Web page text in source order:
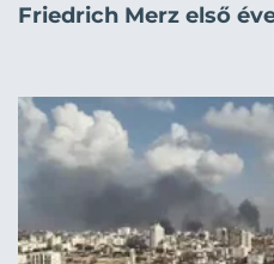
Friedrich Merz első